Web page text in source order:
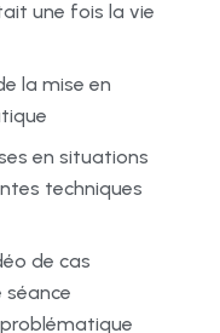
une fois la vie
la mise en
en situations
techniques
de cas
séance